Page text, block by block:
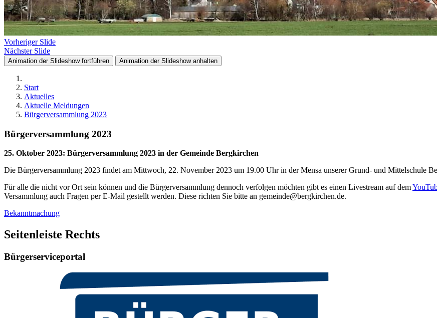
Vorheriger Slide
Nächster Slide
Animation der Slideshow fortführen Animation der Slideshow anhalten
Start
Aktuelles
Aktuelle Meldungen
Bürgerversammlung 2023
Bürgerversammlung 2023
25. Oktober 2023: Bürgerversammlung 2023 in der Gemeinde Bergkirchen
Die Bürgerversammlung 2023 findet am Mittwoch, 22. November 2023 um 19.00 Uhr in der Mensa unserer Grund- und Mittelschule
Für alle die nicht vor Ort sein können und die Bürgerversammlung dennoch verfolgen möchten gibt es einen Livestream auf dem
Versammlung auch Fragen per E-Mail gestellt werden. Diese richten Sie bitte an gemeinde@bergkirchen.de.
Bekanntmachung
Seitenleiste Rechts
Bürgerserviceportal